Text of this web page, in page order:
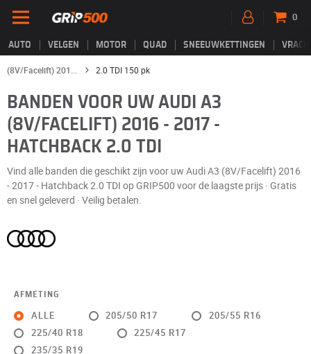
AUTO VELGEN MOTOR QUAD SNEEUWKETTINGEN
0
(8V/Facelift) 201... 2.0 TDI 150 pk
BANDEN VOOR UW AUDI A3
(8V/FACELIFT) 2016 - 2017 -
HATCHBACK 2.0 TDI
Vind alle banden die geschikt zijn voor uw Audi A3 (8V/Facelift) 2016
- 2017 - Hatchback 2.0 TDI op GRIP500 voor de laagste prijs · Gratis
en snel geleverd · Veilig betalen.
AFMETING
ALLE 205/50 R17
205/55 R16
225/40 R18
225/45 R17
235/35 R19